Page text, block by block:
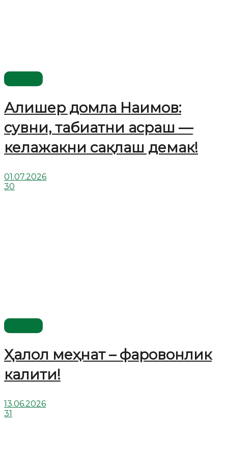
Алишер домла Наимов:
сувни, табиатни асраш —
келажакни сақлаш демак!
01.07.2026
30
Ҳалол меҳнат – фаровонлик
калити!
13.06.2026
31